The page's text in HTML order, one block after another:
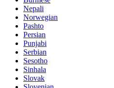
Nepali
Norwegian
Pashto
Persian
Punjabi
Serbian
Sesotho
Sinhala
Slovak